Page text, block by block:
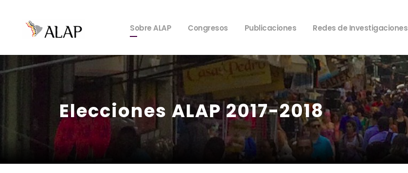
Sobre ALAP Congresos Publicaciones Redes de Investigaciones
Elecciones ALAP 2017-2018